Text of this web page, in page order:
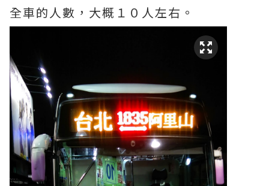
全車的人數，大概１０人左右。